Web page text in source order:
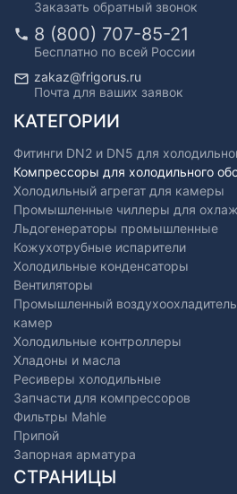
Заказать обратный звонок
8 (800) 707-85-21
Бесплатно по всей России
zakaz@frigorus.ru
Почта для ваших заявок
КАТЕГОРИИ
Фитинги DN2 и DN5 для
Компрессоры для холодильного
Холодильный агрегат для камеры
Промышленные чиллеры для
Льдогенераторы промышленные
Кожухотрубные испарители
Холодильные конденсаторы
Вентиляторы
Промышленный
камер
Холодильные контроллеры
Хладоны и масла
Ресиверы холодильные
Запчасти для компрессоров
Фильтры Mahle
Припой
Запорная арматура
СТРАНИЦЫ